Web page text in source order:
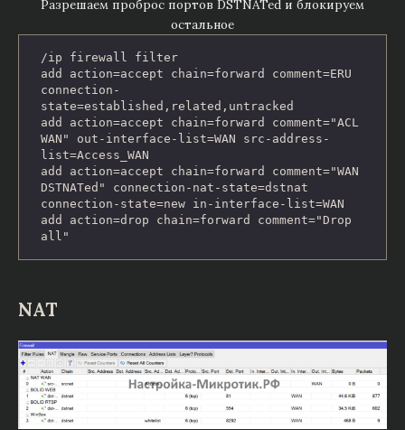
Разрешаем проброс портов DSTNATed и блокируем
остальное
/ip firewall filter
add action=accept chain=forward comment=ERU
connection-
state=established,related,untracked
add action=accept chain=forward comment="ACL
WAN" out-interface-list=WAN src-address-
list=Access_WAN
add action=accept chain=forward comment="WAN
DSTNATed" connection-nat-state=dstnat
connection-state=new in-interface-list=WAN
add action=drop chain=forward comment="Drop
all"
NAT